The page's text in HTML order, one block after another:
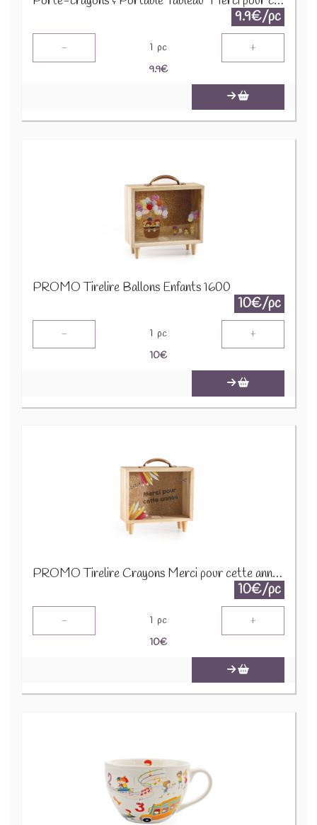
9.9€/pc
- 1 pc +
9.9€
PROMO Tirelire Ballons Enfants 1600
10€/pc
- 1 pc +
10€
PROMO Tirelire Crayons Merci pour cette année 1600
10€/pc
- 1 pc +
10€